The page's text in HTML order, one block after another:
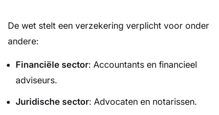
De wet stelt een verzekering verplicht voor onder
andere:
Financiële sector: Accountants en financieel
adviseurs.
Juridische sector: Advocaten en notarissen.